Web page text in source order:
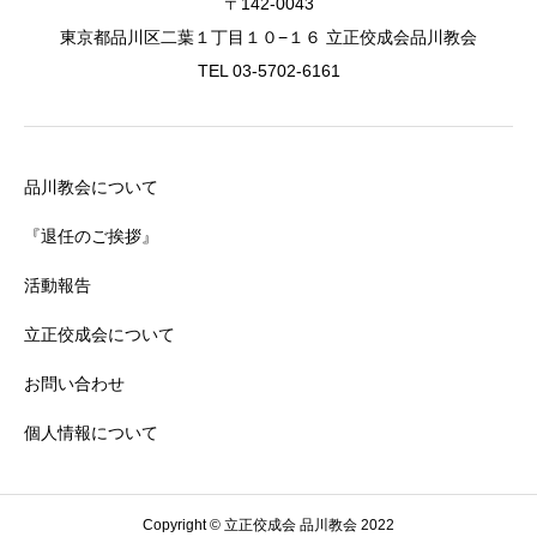
東京都品川区二葉１丁目１０−１６ 立正佼成会品川教会
TEL 03-5702-6161
品川教会について
『退任のご挨拶』
活動報告
立正佼成会について
お問い合わせ
個人情報について
Copyright © 立正佼成会 品川教会 2022